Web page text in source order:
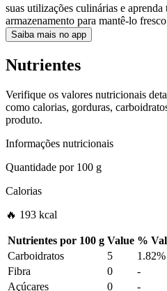
suas utilizações culinárias e aprenda
armazenamento para mantê-lo
Saiba mais no app
Nutrientes
Verifique os valores nutricionais
como calorias, gorduras,
produto.
Informações nutricionais
Quantidade por100 g
Calorias
🔥 193 kcal
Nutrientes por 100 g Value %
Carboidratos
5
1.82%
Fibra
0
-
Açúcares
0
-